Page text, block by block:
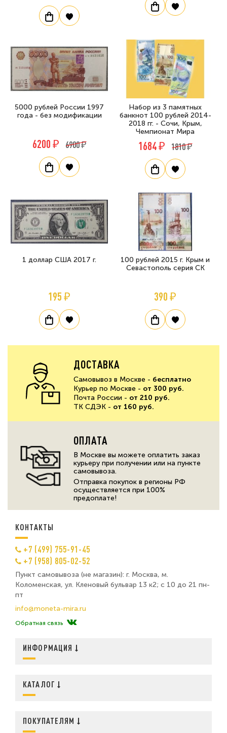
5000 рублей России 1997
года - без модификации
6200 ₽ 6900 ₽
Набор из 3 памятных
банкнот 100 рублей 2014-
2018 гг. - Сочи, Крым,
Чемпионат Мира
1684 ₽ 1810 ₽
1 доллар США 2017 г.
195 ₽
100 рублей 2015 г. Крым и
Севастополь серия СК
390 ₽
ДОСТАВКА
Самовывоз в Москве - бесплатно
Курьер по Москве - от 300 руб.
Почта России - от 210 руб.
ТК СДЭК - от 160 руб.
ОПЛАТА
В Москве вы можете оплатить заказ
курьеру при получении или на пункте
самовывоза.
Отправка покупок в регионы РФ
осуществляется при 100%
предоплате!
КОНТАКТЫ
+7 (499) 755-91-45
+7 (958) 805-02-52
Пункт самовывоза (не магазин): г. Москва, м.
Коломенская, ул. Кленовый бульвар 13 к2; с 10 до 21 пн-
пт
info@moneta-mira.ru
Обратная связь
ИНФОРМАЦИЯ
КАТАЛОГ
ПОКУПАТЕЛЯМ